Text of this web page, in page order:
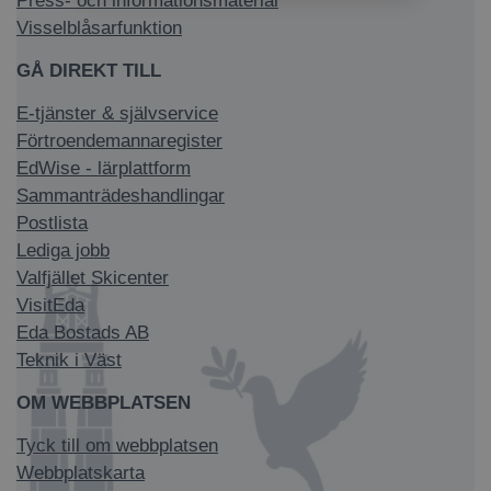
Visselblåsarfunktion
GÅ DIREKT TILL
E-tjänster & självservice
Förtroendemannaregister
EdWise - lärplattform
Sammanträdeshandlingar
Postlista
Lediga jobb
Valfjället Skicenter
VisitEda
Eda Bostads AB
Teknik i Väst
OM WEBBPLATSEN
Tyck till om webbplatsen
Webbplatskarta